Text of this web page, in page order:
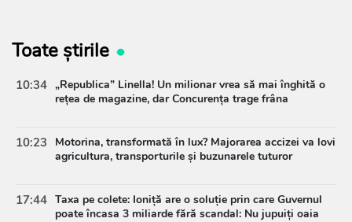
Toate știrile
10:34 „Republica” Linella! Un milionar vrea să mai înghită o
rețea de magazine, dar Concurența trage frâna
10:23
Motorina, transformată în lux? Majorarea accizei va lovi
agricultura, transporturile și buzunarele tuturor
17:44 Taxa pe colete: Ioniță are o soluție prin care Guvernul
poate încasa 3 miliarde fără scandal: Nu jupuiți oaia